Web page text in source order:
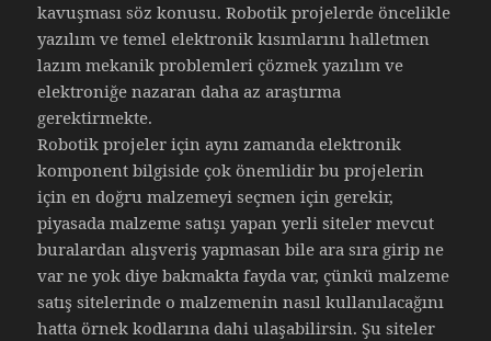
kavuşması söz konusu. Robotik projelerde öncelikle
yazılım ve temel elektronik kısımlarını halletmen
lazım mekanik problemleri çözmek yazılım ve
elektroniğe nazaran daha az araştırma
gerektirmekte.
Robotik projeler için aynı zamanda elektronik
komponent bilgiside çok önemlidir bu projelerin
için en doğru malzemeyi seçmen için gerekir,
piyasada malzeme satışı yapan yerli siteler mevcut
buralardan alışveriş yapmasan bile ara sıra girip ne
var ne yok diye bakmakta fayda var, çünkü malzeme
satış sitelerinde o malzemenin nasıl kullanılacağını
hatta örnek kodlarına dahi ulaşabilirsin. Şu siteler